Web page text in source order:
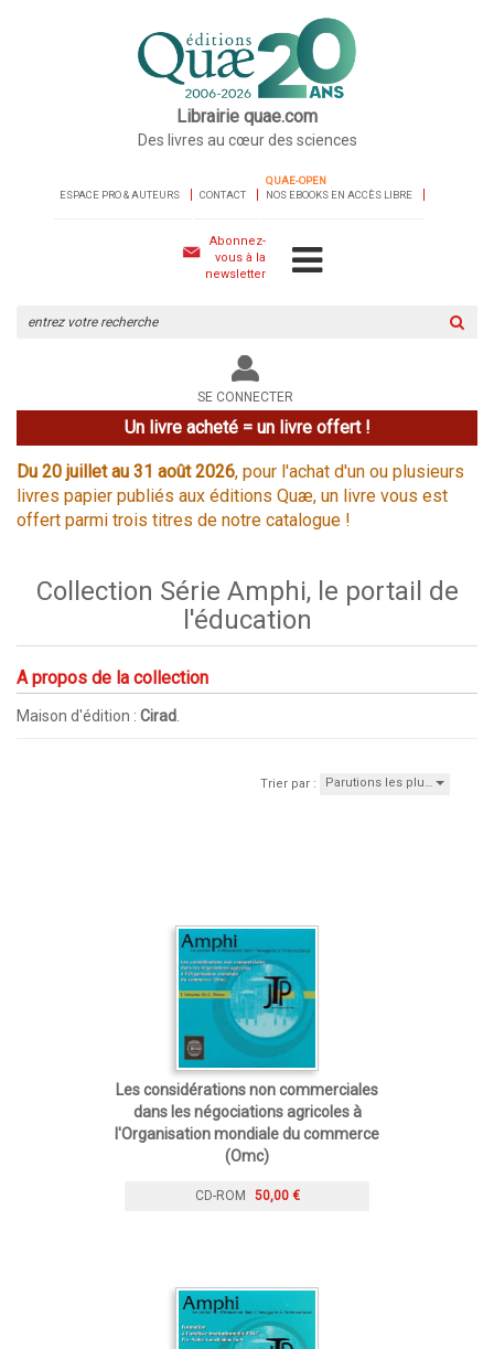
Librairie quae.com
Des livres au cœur des sciences
ESPACE PRO & AUTEURS CONTACT
QUAE-OPEN
NOS EBOOKS EN ACCÈS LIBRE
Abonnez-
vous à la
newsletter
le
site
SE CONNECTER
Un livre acheté = un livre offert !
Du 20 juillet au 31 août 2026, pour l'achat d'un ou plusieurs
livres papier publiés aux éditions Quæ, un livre vous est
offert parmi trois titres de notre catalogue !
Collection Série Amphi, le portail de
l'éducation
A propos de la collection
Maison d'édition : Cirad
Trier par : Parutions les plu…
Les considérations non commerciales
dans les négociations agricoles à
l'Organisation mondiale du commerce
(Omc)
CD-ROM 50,00 €